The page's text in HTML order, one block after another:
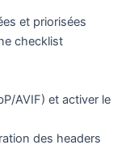
et priorisées
checklist
AVIF) et activer le
des headers